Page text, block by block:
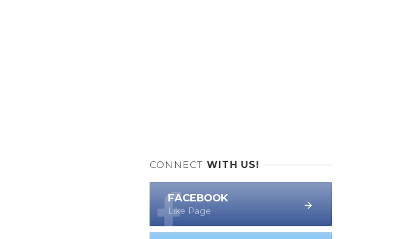
CONNECT WITH US!
FACEBOOK
Like Page